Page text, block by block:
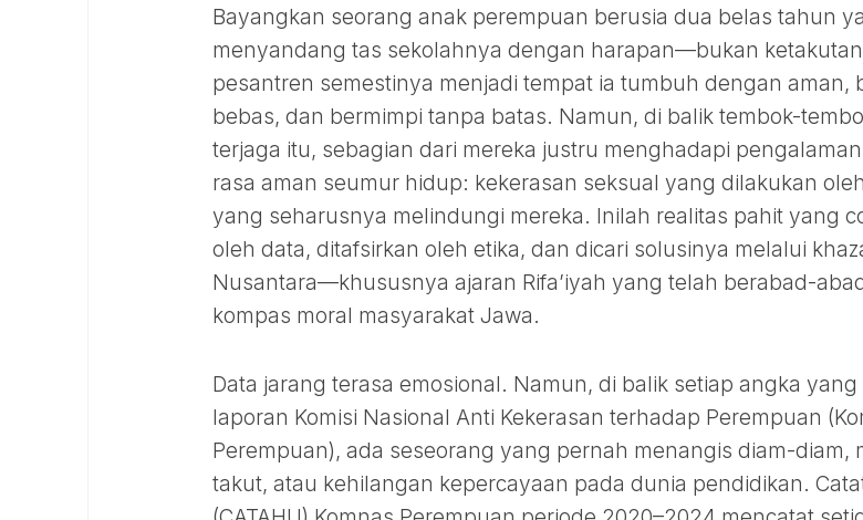
Bayangkan seorang anak perempuan berusia dua belas tahun
menyandang tas sekolahnya dengan harapan—bukan
pesantren semestinya menjadi tempat ia tumbuh dengan aman,
bebas, dan bermimpi tanpa batas. Namun, di balik tembok-
terjaga itu, sebagian dari mereka justru menghadapi
rasa aman seumur hidup: kekerasan seksual yang dilakukan
yang seharusnya melindungi mereka. Inilah realitas pahit yang
oleh data, ditafsirkan oleh etika, dan dicari solusinya melalui
Nusantara—khususnya ajaran Rifa’iyah yang telah berabad-
kompas moral masyarakat Jawa.
Data jarang terasa emosional. Namun, di balik setiap angka
laporan Komisi Nasional Anti Kekerasan terhadap Perempuan
Perempuan), ada seseorang yang pernah menangis diam-diam,
takut, atau kehilangan kepercayaan pada dunia pendidikan.